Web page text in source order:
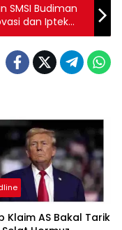
SMSI Budiman
Klaim AS Bakal Tarik